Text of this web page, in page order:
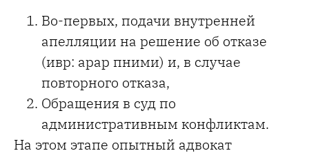
Во-первых, подачи внутренней
апелляции на решение об отказе
(ивр: арар пними) и, в случае
повторного отказа,
Обращения в суд по
административным конфликтам.
На этом этапе опытный адвокат